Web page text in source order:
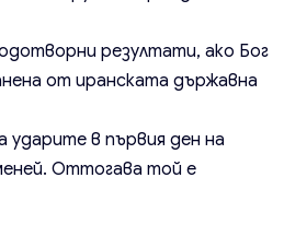
резултати, ако Бог
от иранската държавна
ударите в първия ден на
Оттогава той е